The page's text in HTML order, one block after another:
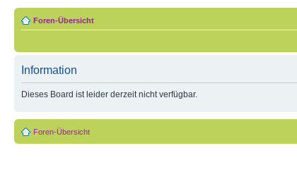
Foren-Übersicht
Information
Dieses Board ist leider derzeit nicht verfügbar.
Foren-Übersicht